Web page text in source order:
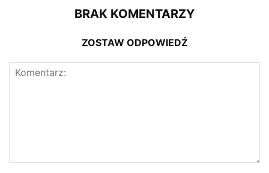
BRAK KOMENTARZY
ZOSTAW ODPOWIEDŹ